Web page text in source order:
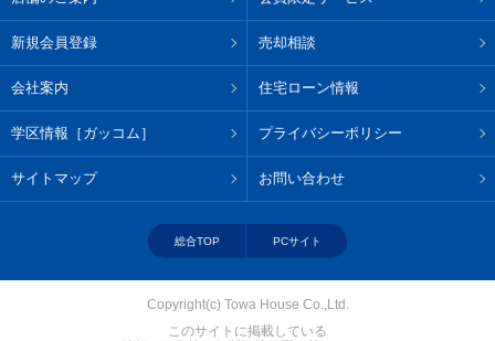
新規会員登録 売却相談
会社案内 住宅ローン情報
学区情報［ガッコム］ プライバシーポリシー
サイトマップ お問い合わせ
総合TOP PCサイト
Copyright(c) Towa House Co.,Ltd.
このサイトに掲載している